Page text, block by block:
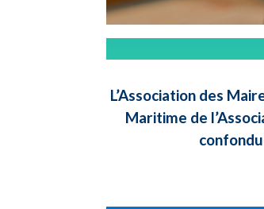
L’Association des
Maritime de